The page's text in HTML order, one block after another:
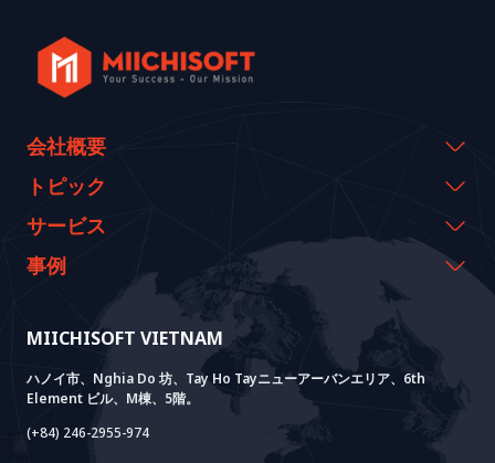
MIICHISOFT VIETNAM
ハノイ市、Nghia Do 坊、Tay Ho Tayニューアーバンエリア、6th
Element ビル、M棟、5階。
(+84) 246-2955-974
会社概要
会社概要
代表のメッセージ
沿革
価値観
トピック
イベント & ウェビナー
資料室
ニュース
FAQ
サービス
AI CO-CREATION
AI PoC開発
Core Lab
System Lab
Power Lab
Cloud Lab
AI+ SOLUTIONS
AI+ Products
Meet AI+
AI+ Package
VIETNAM BRIDGE
BOTモデル
法人設立支援
事例
実績
お客様の声